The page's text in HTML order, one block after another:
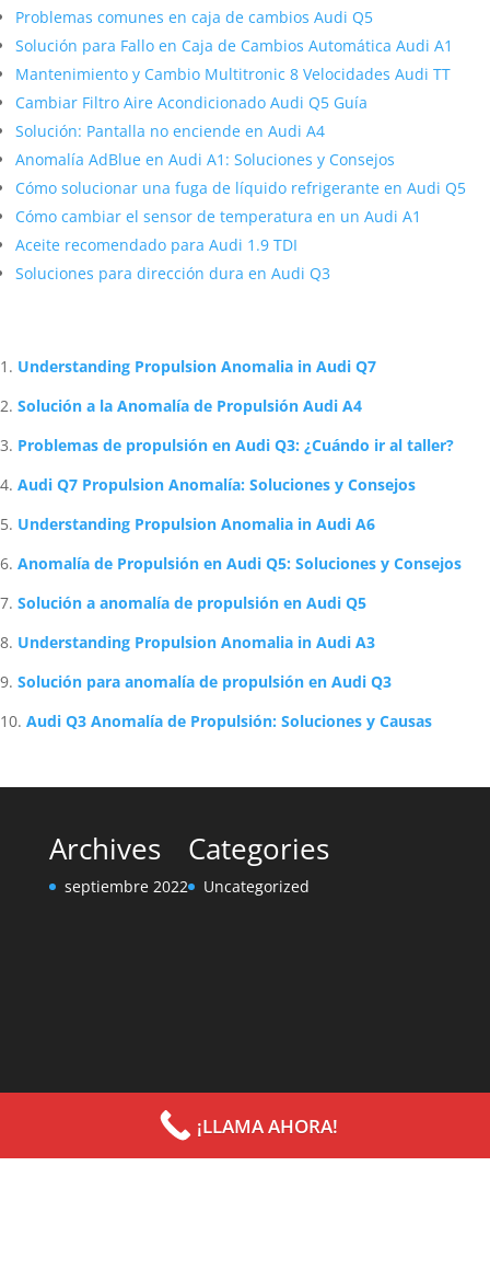
Problemas comunes en caja de cambios Audi Q5
Solución para Fallo en Caja de Cambios Automática Audi A1
Mantenimiento y Cambio Multitronic 8 Velocidades Audi TT
Cambiar Filtro Aire Acondicionado Audi Q5 Guía
Solución: Pantalla no enciende en Audi A4
Anomalía AdBlue en Audi A1: Soluciones y Consejos
Cómo solucionar una fuga de líquido refrigerante en Audi Q5
Cómo cambiar el sensor de temperatura en un Audi A1
Aceite recomendado para Audi 1.9 TDI
Soluciones para dirección dura en Audi Q3
Understanding Propulsion Anomalia in Audi Q7
Solución a la Anomalía de Propulsión Audi A4
Problemas de propulsión en Audi Q3: ¿Cuándo ir al taller?
Audi Q7 Propulsion Anomalía: Soluciones y Consejos
Understanding Propulsion Anomalia in Audi A6
Anomalía de Propulsión en Audi Q5: Soluciones y Consejos
Solución a anomalía de propulsión en Audi Q5
Understanding Propulsion Anomalia in Audi A3
Solución para anomalía de propulsión en Audi Q3
Audi Q3 Anomalía de Propulsión: Soluciones y Causas
Archives
septiembre 2022
Categories
Uncategorized
¡LLAMA AHORA!